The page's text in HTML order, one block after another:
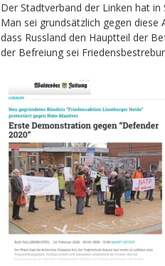
Der Stadtverband der Linken hat
Man sei grundsätzlich gegen
dass Russland den Hauptteil der
der Befreiung sei